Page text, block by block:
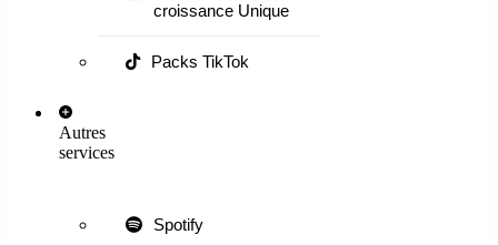
croissance Unique
Packs TikTok
Autres
services
Spotify